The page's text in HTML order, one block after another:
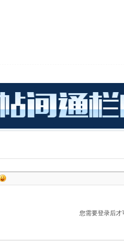
您需要登录后才